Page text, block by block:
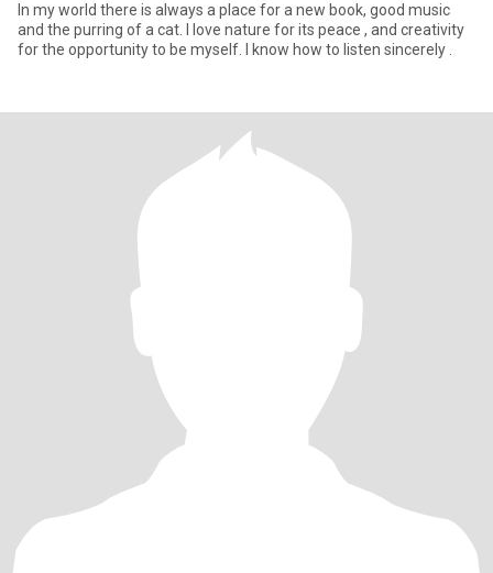
In my world there is always a place for a new book, good music
and the purring of a cat. I love nature for its peace , and creativity